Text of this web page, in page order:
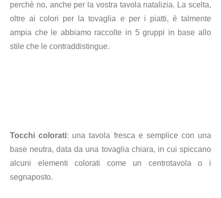
perchè no, anche per la vostra tavola natalizia. La scelta,
oltre ai colori per la tovaglia e per i piatti, è talmente
ampia che le abbiamo raccolte in 5 gruppi in base allo
stile che le contraddistingue.
Tocchi colorati: una tavola fresca e semplice con una
base neutra, data da una tovaglia chiara, in cui spiccano
alcuni elementi colorati come un centrotavola o i
segnaposto.